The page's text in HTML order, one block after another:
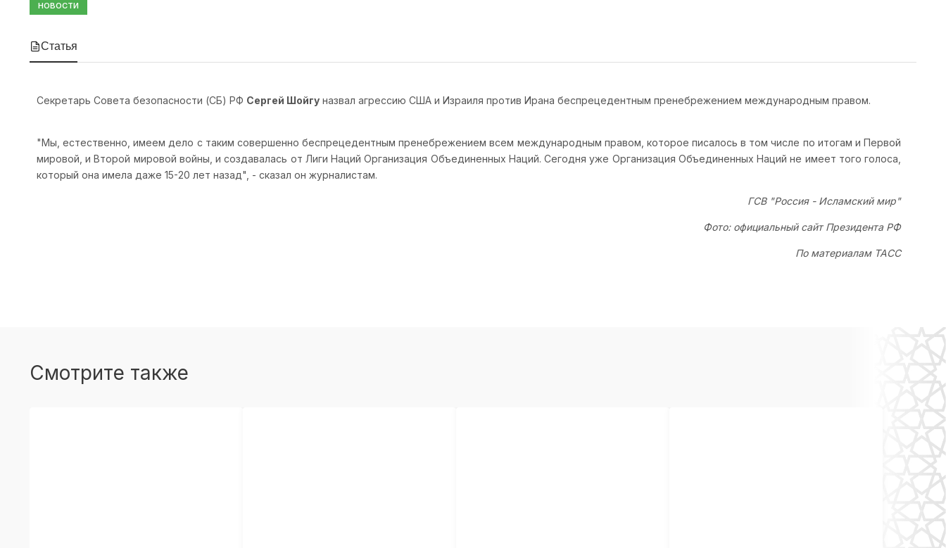
НОВОСТИ
Статья
Секретарь Совета безопасности (СБ) РФ Сергей Шойгу назвал агрессию США и Израиля против Ирана беспрецедентным пренебрежением международным правом.
"Мы, естественно, имеем дело с таким совершенно беспрецедентным пренебрежением всем международным правом, которое писалось в том числе по итогам и Первой
мировой, и Второй мировой войны, и создавалась от Лиги Наций Организация Объединенных Наций. Сегодня уже Организация Объединенных Наций не имеет того голоса,
который она имела даже 15-20 лет назад", - сказал он журналистам.
ГСВ "Россия - Исламский мир"
Фото: официальный сайт Президента РФ
По материалам ТАСС
Смотрите также